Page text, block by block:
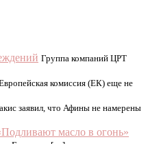
Группа компаний ЦРТ
комиссия (ЕК) еще не
заявил, что Афины не намерены
масло в огонь»